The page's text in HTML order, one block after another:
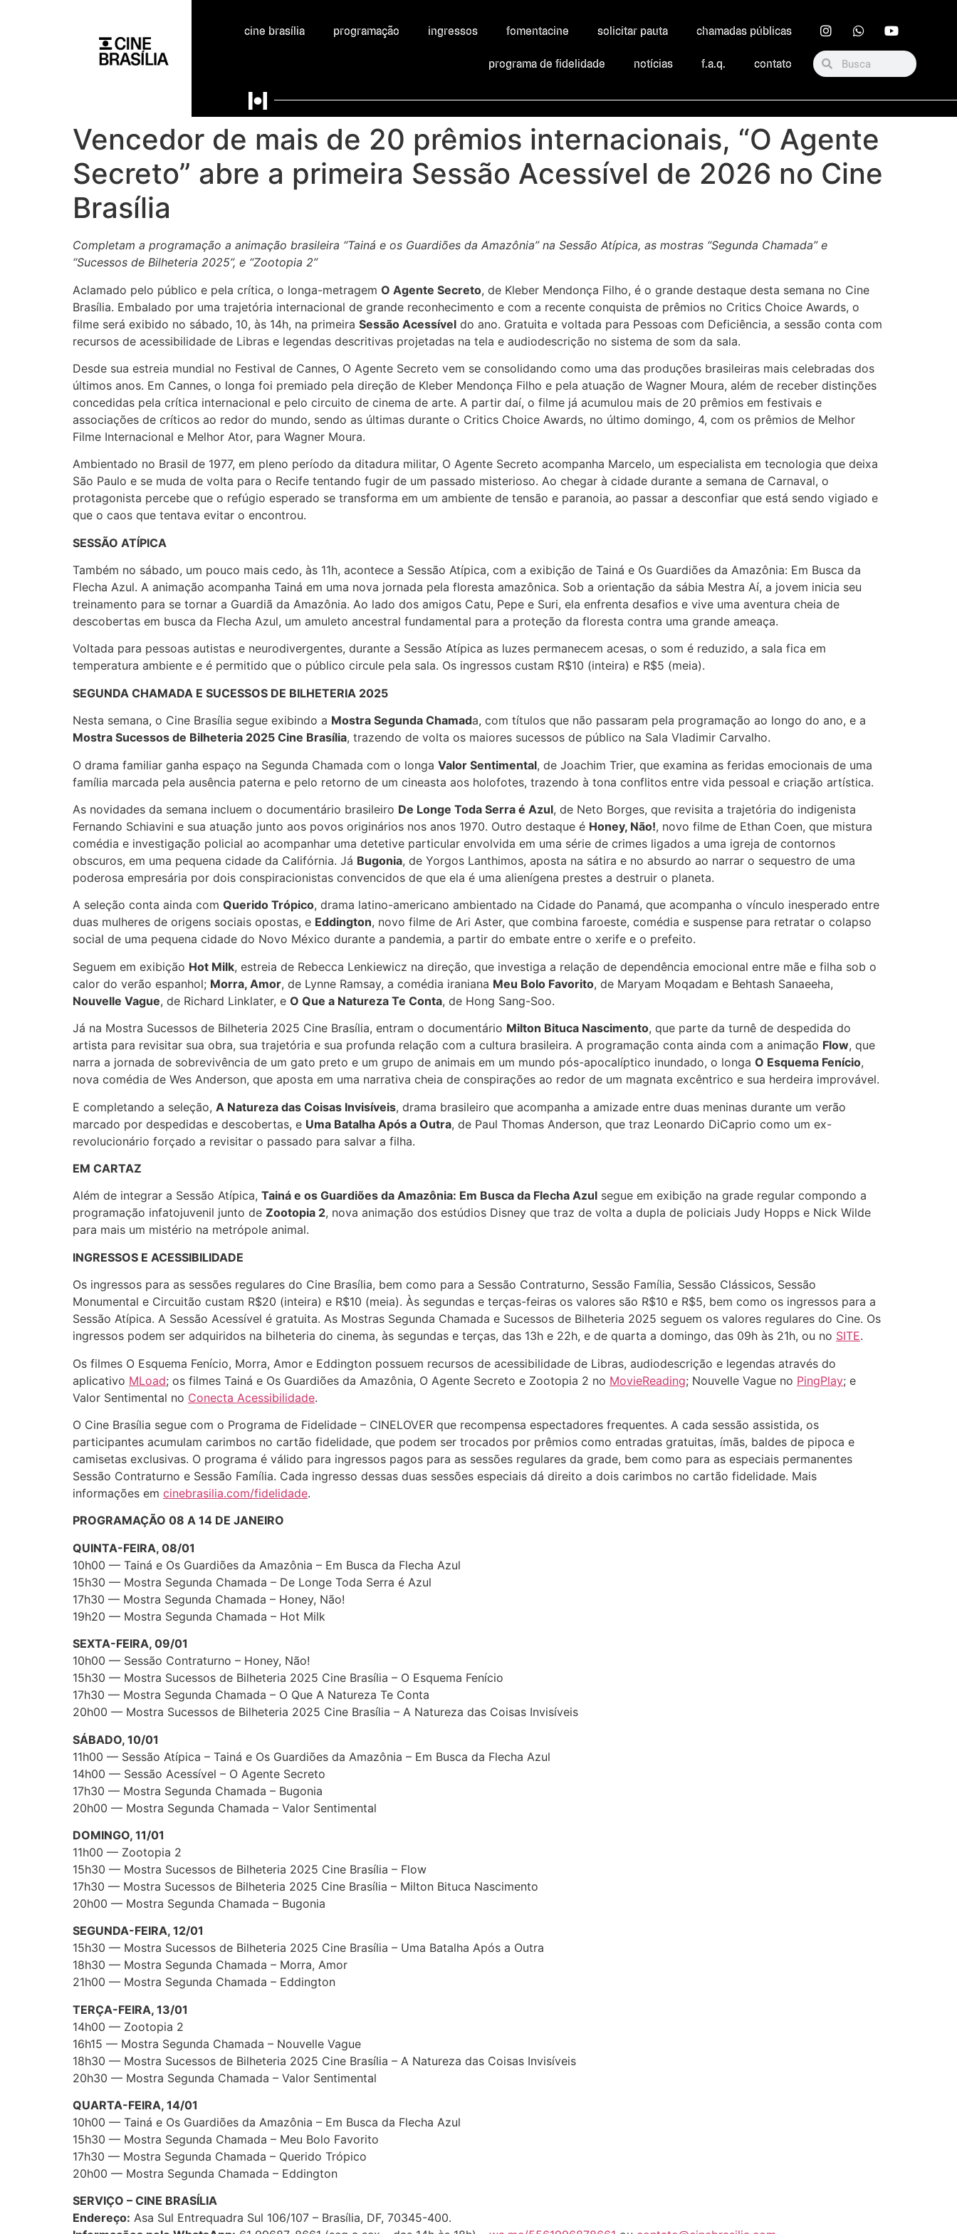
cine brasília programação ingressos fomentacine solicitar pauta chamadas públicas
programa de fidelidade notícias f.a.q. contato
Vencedor de mais de 20 prêmios internacionais, “O Agente
Secreto” abre a primeira Sessão Acessível de 2026 no Cine
Brasília
Completam a programação a animação brasileira “Tainá e os Guardiões da Amazônia” na Sessão Atípica, as mostras “Segunda Chamada” e
“Sucessos de Bilheteria 2025”, e “Zootopia 2”
Aclamado pelo público e pela crítica, o longa-metragem O Agente Secreto, de Kleber Mendonça Filho, é o grande destaque desta semana no Cine
Brasília. Embalado por uma trajetória internacional de grande reconhecimento e com a recente conquista de prêmios no Critics Choice Awards, o
filme será exibido no sábado, 10, às 14h, na primeira Sessão Acessível do ano. Gratuita e voltada para Pessoas com Deficiência, a sessão conta com
recursos de acessibilidade de Libras e legendas descritivas projetadas na tela e audiodescrição no sistema de som da sala.
Desde sua estreia mundial no Festival de Cannes, O Agente Secreto vem se consolidando como uma das produções brasileiras mais celebradas dos
últimos anos. Em Cannes, o longa foi premiado pela direção de Kleber Mendonça Filho e pela atuação de Wagner Moura, além de receber distinções
concedidas pela crítica internacional e pelo circuito de cinema de arte. A partir daí, o filme já acumulou mais de 20 prêmios em festivais e
associações de críticos ao redor do mundo, sendo as últimas durante o Critics Choice Awards, no último domingo, 4, com os prêmios de Melhor
Filme Internacional e Melhor Ator, para Wagner Moura.
Ambientado no Brasil de 1977, em pleno período da ditadura militar, O Agente Secreto acompanha Marcelo, um especialista em tecnologia que deixa
São Paulo e se muda de volta para o Recife tentando fugir de um passado misterioso. Ao chegar à cidade durante a semana de Carnaval, o
protagonista percebe que o refúgio esperado se transforma em um ambiente de tensão e paranoia, ao passar a desconfiar que está sendo vigiado e
que o caos que tentava evitar o encontrou.
SESSÃO ATÍPICA
Também no sábado, um pouco mais cedo, às 11h, acontece a Sessão Atípica, com a exibição de Tainá e Os Guardiões da Amazônia: Em Busca da
Flecha Azul. A animação acompanha Tainá em uma nova jornada pela floresta amazônica. Sob a orientação da sábia Mestra Aí, a jovem inicia seu
treinamento para se tornar a Guardiã da Amazônia. Ao lado dos amigos Catu, Pepe e Suri, ela enfrenta desafios e vive uma aventura cheia de
descobertas em busca da Flecha Azul, um amuleto ancestral fundamental para a proteção da floresta contra uma grande ameaça.
Voltada para pessoas autistas e neurodivergentes, durante a Sessão Atípica as luzes permanecem acesas, o som é reduzido, a sala fica em
temperatura ambiente e é permitido que o público circule pela sala. Os ingressos custam R$10 (inteira) e R$5 (meia).
SEGUNDA CHAMADA E SUCESSOS DE BILHETERIA 2025
Nesta semana, o Cine Brasília segue exibindo a Mostra Segunda Chamada, com títulos que não passaram pela programação ao longo do ano, e a
Mostra Sucessos de Bilheteria 2025 Cine Brasília, trazendo de volta os maiores sucessos de público na Sala Vladimir Carvalho.
O drama familiar ganha espaço na Segunda Chamada com o longa Valor Sentimental, de Joachim Trier, que examina as feridas emocionais de uma
família marcada pela ausência paterna e pelo retorno de um cineasta aos holofotes, trazendo à tona conflitos entre vida pessoal e criação artística.
As novidades da semana incluem o documentário brasileiro De Longe Toda Serra é Azul, de Neto Borges, que revisita a trajetória do indigenista
Fernando Schiavini e sua atuação junto aos povos originários nos anos 1970. Outro destaque é Honey, Não!, novo filme de Ethan Coen, que mistura
comédia e investigação policial ao acompanhar uma detetive particular envolvida em uma série de crimes ligados a uma igreja de contornos
obscuros, em uma pequena cidade da Califórnia. Já Bugonia, de Yorgos Lanthimos, aposta na sátira e no absurdo ao narrar o sequestro de uma
poderosa empresária por dois conspiracionistas convencidos de que ela é uma alienígena prestes a destruir o planeta.
A seleção conta ainda com Querido Trópico, drama latino-americano ambientado na Cidade do Panamá, que acompanha o vínculo inesperado entre
duas mulheres de origens sociais opostas, e Eddington, novo filme de Ari Aster, que combina faroeste, comédia e suspense para retratar o colapso
social de uma pequena cidade do Novo México durante a pandemia, a partir do embate entre o xerife e o prefeito.
Seguem em exibição Hot Milk, estreia de Rebecca Lenkiewicz na direção, que investiga a relação de dependência emocional entre mãe e filha sob o
calor do verão espanhol; Morra, Amor, de Lynne Ramsay, a comédia iraniana Meu Bolo Favorito, de Maryam Moqadam e Behtash Sanaeeha,
Nouvelle Vague, de Richard Linklater, e O Que a Natureza Te Conta, de Hong Sang-Soo.
Já na Mostra Sucessos de Bilheteria 2025 Cine Brasília, entram o documentário Milton Bituca Nascimento, que parte da turnê de despedida do
artista para revisitar sua obra, sua trajetória e sua profunda relação com a cultura brasileira. A programação conta ainda com a animação Flow, que
narra a jornada de sobrevivência de um gato preto e um grupo de animais em um mundo pós-apocalíptico inundado, o longa O Esquema Fenício,
nova comédia de Wes Anderson, que aposta em uma narrativa cheia de conspirações ao redor de um magnata excêntrico e sua herdeira improvável.
E completando a seleção, A Natureza das Coisas Invisíveis, drama brasileiro que acompanha a amizade entre duas meninas durante um verão
marcado por despedidas e descobertas, e Uma Batalha Após a Outra, de Paul Thomas Anderson, que traz Leonardo DiCaprio como um ex-
revolucionário forçado a revisitar o passado para salvar a filha.
EM CARTAZ
Além de integrar a Sessão Atípica, Tainá e os Guardiões da Amazônia: Em Busca da Flecha Azul segue em exibição na grade regular compondo a
programação infatojuvenil junto de Zootopia 2, nova animação dos estúdios Disney que traz de volta a dupla de policiais Judy Hopps e Nick Wilde
para mais um mistério na metrópole animal.
INGRESSOS E ACESSIBILIDADE
Os ingressos para as sessões regulares do Cine Brasília, bem como para a Sessão Contraturno, Sessão Família, Sessão Clássicos, Sessão
Monumental e Circuitão custam R$20 (inteira) e R$10 (meia). Às segundas e terças-feiras os valores são R$10 e R$5, bem como os ingressos para a
Sessão Atípica. A Sessão Acessível é gratuita. As Mostras Segunda Chamada e Sucessos de Bilheteria 2025 seguem os valores regulares do Cine. Os
ingressos podem ser adquiridos na bilheteria do cinema, às segundas e terças, das 13h e 22h, e de quarta a domingo, das 09h às 21h, ou no SITE.
Os filmes O Esquema Fenício, Morra, Amor e Eddington possuem recursos de acessibilidade de Libras, audiodescrição e legendas através do
aplicativo MLoad; os filmes Tainá e Os Guardiões da Amazônia, O Agente Secreto e Zootopia 2 no MovieReading; Nouvelle Vague no PingPlay; e
Valor Sentimental no Conecta Acessibilidade.
O Cine Brasília segue com o Programa de Fidelidade – CINELOVER que recompensa espectadores frequentes. A cada sessão assistida, os
participantes acumulam carimbos no cartão fidelidade, que podem ser trocados por prêmios como entradas gratuitas, ímãs, baldes de pipoca e
camisetas exclusivas. O programa é válido para ingressos pagos para as sessões regulares da grade, bem como para as especiais permanentes
Sessão Contraturno e Sessão Família. Cada ingresso dessas duas sessões especiais dá direito a dois carimbos no cartão fidelidade. Mais
informações em cinebrasilia.com/fidelidade.
PROGRAMAÇÃO 08 A 14 DE JANEIRO
QUINTA-FEIRA, 08/01
10h00 — Tainá e Os Guardiões da Amazônia – Em Busca da Flecha Azul
15h30 — Mostra Segunda Chamada – De Longe Toda Serra é Azul
17h30 — Mostra Segunda Chamada – Honey, Não!
19h20 — Mostra Segunda Chamada – Hot Milk
SEXTA-FEIRA, 09/01
10h00 — Sessão Contraturno – Honey, Não!
15h30 — Mostra Sucessos de Bilheteria 2025 Cine Brasília – O Esquema Fenício
17h30 — Mostra Segunda Chamada – O Que A Natureza Te Conta
20h00 — Mostra Sucessos de Bilheteria 2025 Cine Brasília – A Natureza das Coisas Invisíveis
SÁBADO, 10/01
11h00 — Sessão Atípica – Tainá e Os Guardiões da Amazônia – Em Busca da Flecha Azul
14h00 — Sessão Acessível – O Agente Secreto
17h30 — Mostra Segunda Chamada – Bugonia
20h00 — Mostra Segunda Chamada – Valor Sentimental
DOMINGO, 11/01
11h00 — Zootopia 2
15h30 — Mostra Sucessos de Bilheteria 2025 Cine Brasília – Flow
17h30 — Mostra Sucessos de Bilheteria 2025 Cine Brasília – Milton Bituca Nascimento
20h00 — Mostra Segunda Chamada – Bugonia
SEGUNDA-FEIRA, 12/01
15h30 — Mostra Sucessos de Bilheteria 2025 Cine Brasília – Uma Batalha Após a Outra
18h30 — Mostra Segunda Chamada – Morra, Amor
21h00 — Mostra Segunda Chamada – Eddington
TERÇA-FEIRA, 13/01
14h00 — Zootopia 2
16h15 — Mostra Segunda Chamada – Nouvelle Vague
18h30 — Mostra Sucessos de Bilheteria 2025 Cine Brasília – A Natureza das Coisas Invisíveis
20h30 — Mostra Segunda Chamada – Valor Sentimental
QUARTA-FEIRA, 14/01
10h00 — Tainá e Os Guardiões da Amazônia – Em Busca da Flecha Azul
15h30 — Mostra Segunda Chamada – Meu Bolo Favorito
17h30 — Mostra Segunda Chamada – Querido Trópico
20h00 — Mostra Segunda Chamada – Eddington
SERVIÇO – CINE BRASÍLIA
Endereço: Asa Sul Entrequadra Sul 106/107 – Brasília, DF, 70345-400.